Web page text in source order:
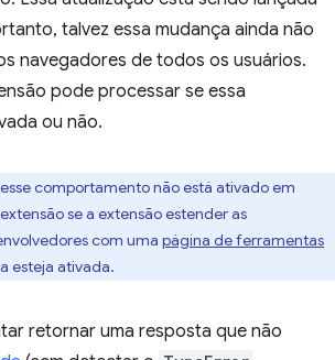
talvez essa mudança ainda não
navegadores de todos os usuários.
pode processar se essa
ou não.
esse comportamento não está ativado em
se a extensão estender as
com uma página de ferramentas
esteja ativada.
retornar uma resposta que não